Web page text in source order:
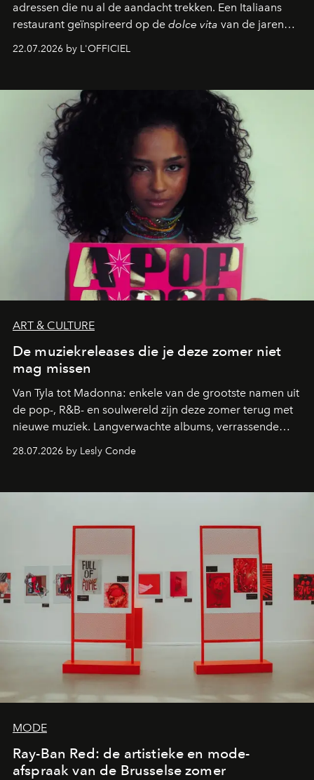
adressen die nu al de aandacht trekken. Een Italiaans
restaurant geïnspireerd op de dolce vita van de jaren
zestig, een Japanse hotspot die na zonsondergang
verandert in een bruisende ontmoetingsplek en de
neerstrijkt in Saint-Tropez. Dit zijn de nieuwe adressen
die deze zomer de toon zetten, van lange lunches tot
zwoele nachten.
22.07.2026 by L'OFFICIEL
ART & CULTURE
De muziekreleases die je deze zomer niet
mag missen
Van Tyla tot Madonna: enkele van de grootste namen uit
de pop-, R&B- en soulwereld zijn deze zomer terug met
nieuwe muziek. Langverwachte albums, verrassende
comebacks en veelbelovende nieuwe projecten: dit zijn
de releases die je niet mag missen.
28.07.2026 by Lesly Conde
MODE
Ray-Ban Red: de artistieke en mode-
afspraak van de Brusselse zomer